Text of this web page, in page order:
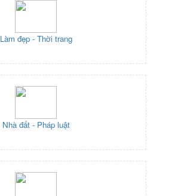
Làm đẹp - Thời trang
Nhà đất - Pháp luật